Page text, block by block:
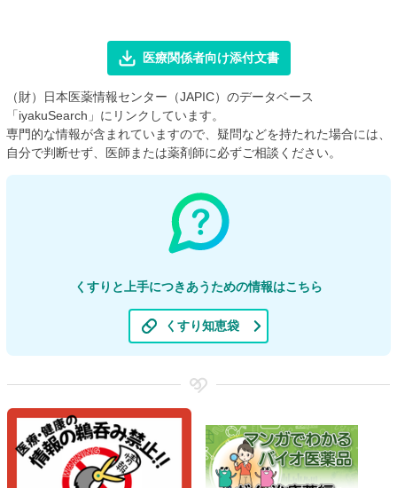
医療関係者向け添付文書
（財）日本医薬情報センター（JAPIC）のデータベース
「iyakuSearch」にリンクしています。
専門的な情報が含まれていますので、疑問などを持たれた場合には、
自分で判断せず、医師または薬剤師に必ずご相談ください。
くすりと上手につきあうための情報はこちら
くすり知恵袋